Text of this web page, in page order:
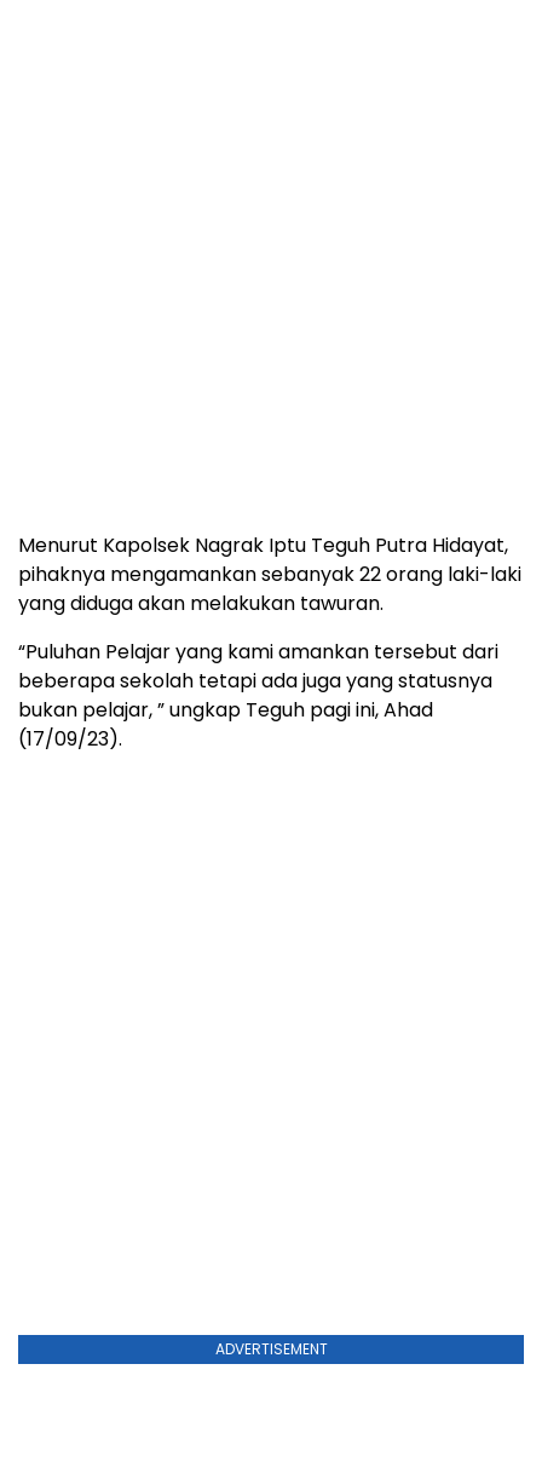
Menurut Kapolsek Nagrak Iptu Teguh Putra Hidayat,
pihaknya mengamankan sebanyak 22 orang laki-laki
yang diduga akan melakukan tawuran.
“Puluhan Pelajar yang kami amankan tersebut dari
beberapa sekolah tetapi ada juga yang statusnya
bukan pelajar, ” ungkap Teguh pagi ini, Ahad
(17/09/23).
ADVERTISEMENT